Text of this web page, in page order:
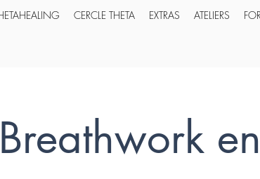
CERCLE THETA EXTRAS ATELIERS